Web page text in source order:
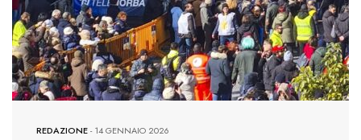
REDAZIONE-14 GENNAIO 2026